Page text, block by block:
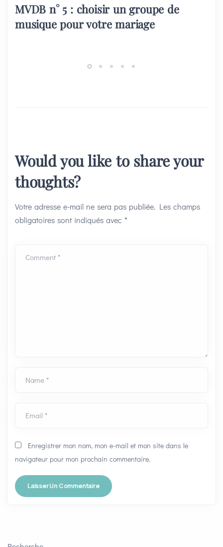
MVDB n° 5 : choisir un groupe de
musique pour votre mariage
Would you like to share your
thoughts?
Votre adresse e-mail ne sera pas publiée. Les champs
obligatoires sont indiqués avec *
Comment *
Name *
Email *
Enregistrer mon nom, mon e-mail et mon site dans le
navigateur pour mon prochain commentaire.